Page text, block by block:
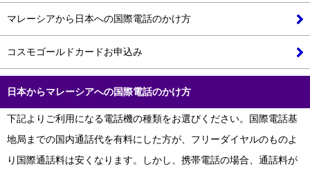
マレーシアから日本への国際電話のかけ方
コスモゴールドカードお申込み
日本からマレーシアへの国際電話のかけ方
下記よりご利用になる電話機の種類をお選びください。国際電話基
地局までの国内通話代を有料にした方が、フリーダイヤルのものよ
り国際通話料は安くなります。しかし、携帯電話の場合、通話料が